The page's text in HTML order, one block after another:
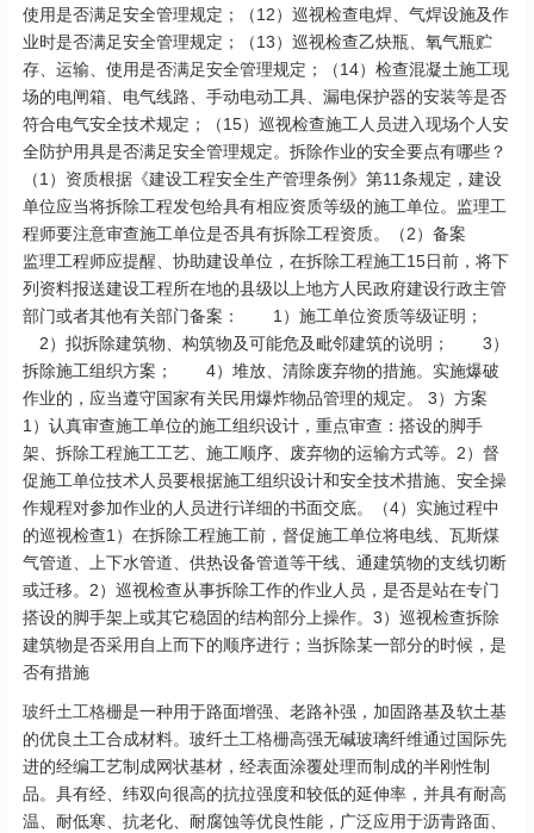
使用是否满足安全管理规定；（12）巡视检查电焊、气焊设施及作
业时是否满足安全管理规定；（13）巡视检查乙炔瓶、氧气瓶贮
存、运输、使用是否满足安全管理规定；（14）检查混凝土施工现
场的电闸箱、电气线路、手动电动工具、漏电保护器的安装等是否
符合电气安全技术规定；（15）巡视检查施工人员进入现场个人安
全防护用具是否满足安全管理规定。拆除作业的安全要点有哪些？
（1）资质根据《建设工程安全生产管理条例》第11条规定，建设
单位应当将拆除工程发包给具有相应资质等级的施工单位。监理工
程师要注意审查施工单位是否具有拆除工程资质。（2）备案
监理工程师应提醒、协助建设单位，在拆除工程施工15日前，将下
列资料报送建设工程所在地的县级以上地方人民政府建设行政主管
部门或者其他有关部门备案： 1）施工单位资质等级证明；
2）拟拆除建筑物、构筑物及可能危及毗邻建筑的说明； 3）
拆除施工组织方案； 4）堆放、清除废弃物的措施。实施爆破
作业的，应当遵守国家有关民用爆炸物品管理的规定。 3）方案
1）认真审查施工单位的施工组织设计，重点审查：搭设的脚手
架、拆除工程施工工艺、施工顺序、废弃物的运输方式等。2）督
促施工单位技术人员要根据施工组织设计和安全技术措施、安全操
作规程对参加作业的人员进行详细的书面交底。（4）实施过程中
的巡视检查1）在拆除工程施工前，督促施工单位将电线、瓦斯煤
气管道、上下水管道、供热设备管道等干线、通建筑物的支线切断
或迁移。2）巡视检查从事拆除工作的作业人员，是否是站在专门
搭设的脚手架上或其它稳固的结构部分上操作。3）巡视检查拆除
建筑物是否采用自上而下的顺序进行；当拆除某一部分的时候，是
否有措施
玻纤土工格栅是一种用于路面增强、老路补强，加固路基及软土基
的优良土工合成材料。玻纤土工格栅高强无碱玻璃纤维通过国际先
进的经编工艺制成网状基材，经表面涂覆处理而制成的半刚性制
品。具有经、纬双向很高的抗拉强度和较低的延伸率，并具有耐高
温、耐低寒、抗老化、耐腐蚀等优良性能，广泛应用于沥青路面、